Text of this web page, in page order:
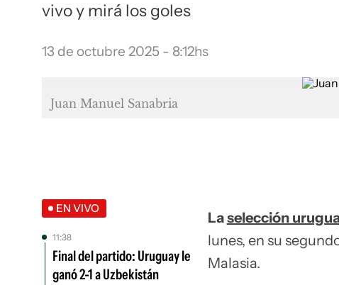
vivo y mirá los goles
13 de octubre 2025 - 8:12hs
Juan Manuel Sanabria
EN VIVO
11:38
Final del partido: Uruguay le
ganó 2-1 a Uzbekistán
Laselección
lunes, en su
Malasia.